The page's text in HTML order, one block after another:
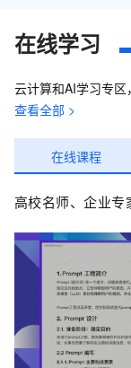
在线学习
云计算和AI学习专
查看全部 >
在线课程
高校名师、企业专